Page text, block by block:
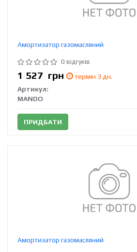
Амортизатор газомасляний
0 відгуків
1 527 грн
термін 3 дн.
Артикул:
MANDO
ПРИДБАТИ
Амортизатор газомасляний